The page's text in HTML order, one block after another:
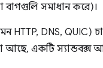
বাগগুলি সমাধান করে)।
HTTP, DNS, QUIC)
আছে, একটি স্যান্ডবক্স